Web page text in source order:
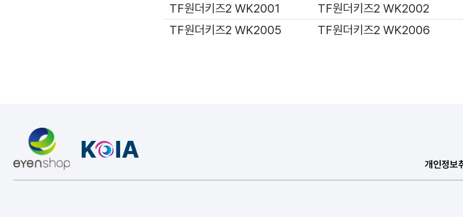
TF원더키즈2 WK2001 TF원더키즈2 WK2002
TF원더키즈2 WK2005
TF원더키즈2 WK2006
개인정보